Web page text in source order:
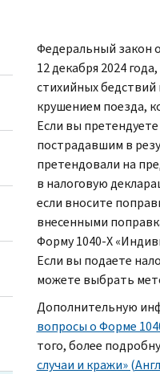
Федеральный закон
12 декабря 2024
стихийных
крушением поезда,
Если вы
пострадавшим в
претендовали на
в налоговую
если вносите
внесенными
Форму 1040-X
Если вы подаете
можете выбрать
Дополнительную
вопросы о Форме
того, более
случаи и кражи»